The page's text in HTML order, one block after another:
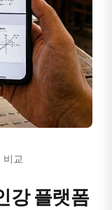
비교
강 플랫폼